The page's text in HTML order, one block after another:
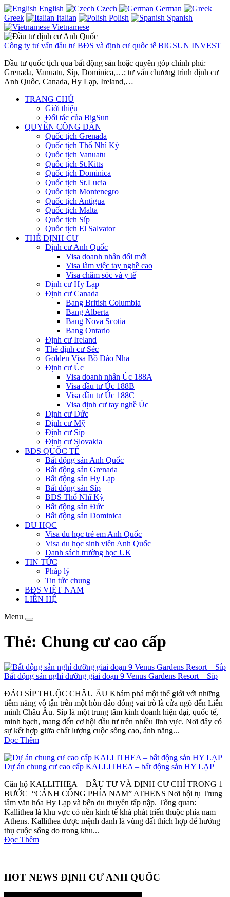
English Czech
German
Greek
Italian Polish
Spanish
Vietnamese
Công ty tư vấn đầu tư BĐS và định cư quốc tế BIGSUN INVEST
Đầu tư quốc tịch qua bất động sản hoặc quyên góp chính phủ:
Grenada, Vanuatu, Síp, Dominica,…; tư vấn chương trình định cư
Anh Quốc, Canada, Hy Lạp, Ireland,…
TRANG CHỦ
Giới thiệu
Đối tác của BigSun
QUYỀN CÔNG DÂN
Quốc tịch Grenada
Quốc tịch Thổ Nhĩ Kỳ
Quốc tịch Vanuatu
Quốc tịch St.Kitts
Quốc tịch Dominica
Quốc tịch St.Lucia
Quốc tịch Montenegro
Quốc tịch Antigua
Quốc tịch Malta
Quốc tịch Síp
Quốc tịch El Salvator
THẺ ĐỊNH CƯ
Định cư Anh Quốc
Visa doanh nhân đổi mới
Visa làm việc tay nghề cao
Visa chăm sóc và y tế
Định cư Hy Lạp
Định cư Canada
Bang British Columbia
Bang Alberta
Bang Nova Scotia
Bang Ontario
Định cư Ireland
Thẻ định cư Séc
Golden Visa Bồ Đào Nha
Định cư Úc
Visa doanh nhân Úc 188A
Visa đầu tư Úc 188B
Visa đầu tư Úc 188C
Visa định cư tay nghề Úc
Định cư Đức
Định cư Mỹ
Định cư Síp
Định cư Slovakia
BĐS QUỐC TẾ
Bất động sản Anh Quốc
Bất động sản Grenada
Bất động sản Hy Lạp
Bất động sản Síp
BĐS Thổ Nhĩ Kỳ
Bất động sản Đức
Bất động sản Dominica
DU HỌC
Visa du học trẻ em Anh Quốc
Visa du học sinh viên Anh Quốc
Danh sách trường học UK
TIN TỨC
Pháp lý
Tin tức chung
BĐS VIỆT NAM
LIÊN HỆ
Menu
Thẻ: Chung cư cao cấp
Bất động sản nghỉ dưỡng giai đoạn 9 Venus Gardens Resort – Síp
ĐẢO SÍP THUỘC CHÂU ÂU Khám phá một thế giới với những
tiềm năng vô tận trên một hòn đảo đóng vai trò là cửa ngõ đến Liên
minh Châu Âu. Síp là một trung tâm kinh doanh hiện đại, quốc tế,
minh bạch, mang đến cơ hội đầu tư trên nhiều lĩnh vực. Nơi đây có
sự kết hợp giữa chất lượng cuộc sống cao, ánh nắng...
Đọc Thêm
Dự án chung cư cao cấp KALLITHEA – bất động sản HY LẠP
Căn hộ KALLITHEA – ĐẦU TƯ VÀ ĐỊNH CƯ CHỈ TRONG 1
BƯỚC “CÁNH CỔNG PHÍA NAM” ATHENS Nơi hội tụ Trung
tâm văn hóa Hy Lạp và bến du thuyền tấp nập. Tổng quan:
Kallithea là khu vực có nền kinh tế khá phát triển thuộc phía nam
Athens. Kallithea được mệnh danh là vùng đất thích hợp để hưởng
thụ cuộc sống do trong khu...
Đọc Thêm
HOT NEWS ĐỊNH CƯ ANH QUỐC